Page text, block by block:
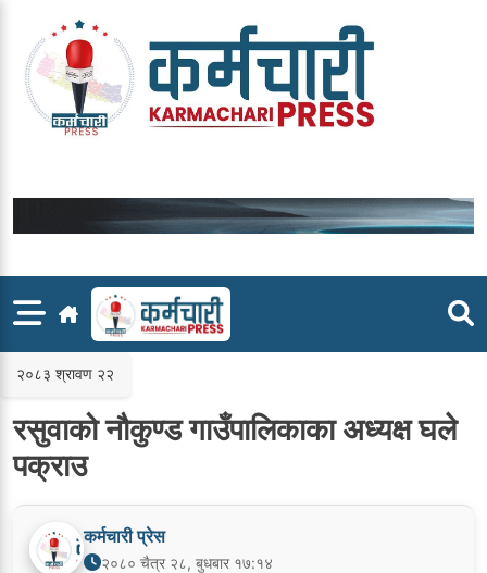
content
२०८३ श्रावण २२
रसुवाको नौकुण्ड गाउँपालिकाका अध्यक्ष घले
पक्राउ
कर्मचारी प्रेस
२०८० चैत्र २८, बुधबार १७:१४